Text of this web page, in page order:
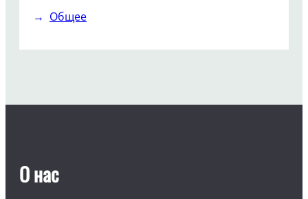
Общее
О нас